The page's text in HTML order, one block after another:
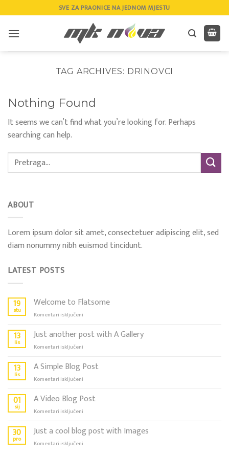
to
content
SVE ZA PRAONICE NA JEDNOM MJESTU
TAG ARCHIVES: DRINOVCI
Nothing Found
It seems we can’t find what you’re looking for. Perhaps
searching can help.
ABOUT
Lorem ipsum dolor sit amet, consectetuer adipiscing elit, sed
diam nonummy nibh euismod tincidunt.
LATEST POSTS
19
stu
Welcome to Flatsome
Komentari isključeni
to
Flatsome
13
lis
Just another post with A Gallery
Komentari isključeni
another
post
Gallery
13
lis
A Simple Blog Post
Komentari isključeni
Simple
Blog
01
sij
A Video Blog Post
Komentari isključeni
Video
Blog
30
pro
Just a cool blog post with Images
Komentari isključeni